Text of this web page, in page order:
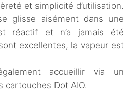
et simplicité d’utilisation.
glisse aisément dans une
réactif et n’a jamais été
excellentes, la vapeur est
accueillir via un
cartouches Dot AIO.